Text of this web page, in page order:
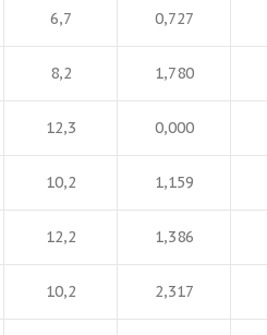
6,7 0,727
8,2 1,780
12,3 0,000
10,2 1,159
12,2 1,386
10,2 2,317